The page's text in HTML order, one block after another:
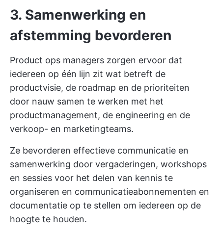
3. Samenwerking en
afstemming bevorderen
Product ops managers zorgen ervoor dat
iedereen op één lijn zit wat betreft de
productvisie, de roadmap en de prioriteiten
door nauw samen te werken met het
productmanagement, de engineering en de
verkoop- en marketingteams.
Ze bevorderen effectieve communicatie en
samenwerking door vergaderingen, workshops
en sessies voor het delen van kennis te
organiseren en communicatieabonnementen en
documentatie op te stellen om iedereen op de
hoogte te houden.